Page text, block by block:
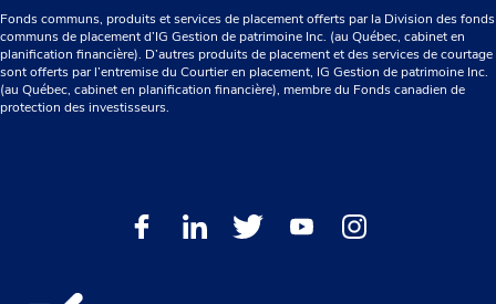
Fonds communs, produits et services de placement offerts par la Division des fonds
communs de placement d’IG Gestion de patrimoine Inc. (au Québec, cabinet en
planification financière). D’autres produits de placement et des services de courtage
sont offerts par l’entremise du Courtier en placement, IG Gestion de patrimoine Inc.
(au Québec, cabinet en planification financière), membre du Fonds canadien de
protection des investisseurs.